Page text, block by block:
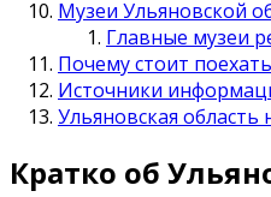
Музеи Ульяновской
Главные музеи
Почему стоит
Источники
Ульяновская область
Кратко об